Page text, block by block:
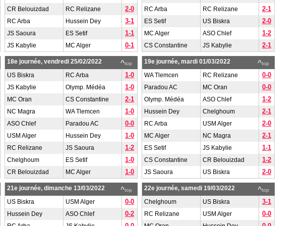
CR Belouizdad RC Relizane 2-0
RC Arba Hussein Dey 3-1
JS Saoura ES Setif 1-1
JS Kabylie MC Alger 0-1
RC Arba RC Relizane 2-1
ES Setif US Biskra 2-0
MC Alger ASO Chlef 1-2
CS Constantine JS Kabylie 2-1
^top
18e journée, vendredi 25/02/2022
US Biskra
RC Arba 1-0
JS Kabylie Olymp. Médéa 1-0
MC Oran CS Constantine 2-1
NC Magra WA Tlemcen 1-0
ASO Chlef Paradou AC 0-0
USM Alger Hussein Dey 1-0
RC Relizane JS Saoura 1-2
Chelghoum ES Setif 1-0
CR Belouizdad MC Alger 1-0
^top
19e journée, mardi 01/03/2022
WA Tlemcen
RC Relizane 0-0
Paradou AC MC Oran 0-0
Olymp. Médéa ASO Chlef 1-2
Hussein Dey Chelghoum 2-1
RC Arba USM Alger 2-0
MC Alger NC Magra 2-1
ES Setif JS Kabylie 1-1
CS Constantine CR Belouizdad 1-2
JS Saoura US Biskra 2-0
^top
21e journée, dimanche 13/03/2022
US Biskra
USM Alger 0-0
Hussein Dey ASO Chlef 0-2
^top
22e journée, samedi 19/03/2022
Chelghoum
US Biskra 3-1
RC Relizane USM Alger 0-0